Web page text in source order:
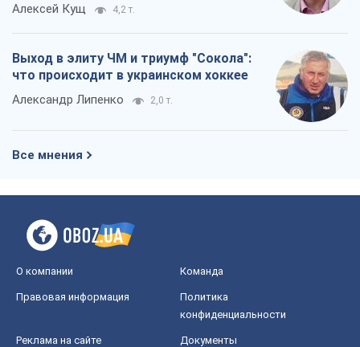
Алексей Кущ 4,2 т.
Выход в элиту ЧМ и триумф "Сокола":
что происходит в украинском хоккее
Александр Липенко 2,0 т.
Все мнения
О компании Команда
Правовая информация
Политика
конфиденциальности
Реклама на сайте Документы